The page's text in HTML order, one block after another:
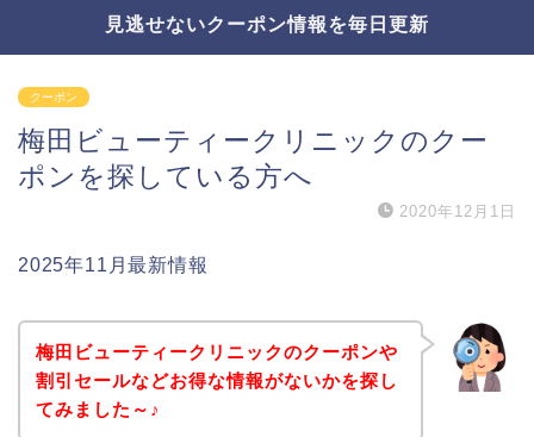
見逃せないクーポン情報を毎日更新
クーポン
梅田ビューティークリニックのクー
ポンを探している方へ
2020年12月1日
2025年11月最新情報
梅田ビューティークリニックのクーポンや
割引セールなどお得な情報がないかを探し
てみました～♪